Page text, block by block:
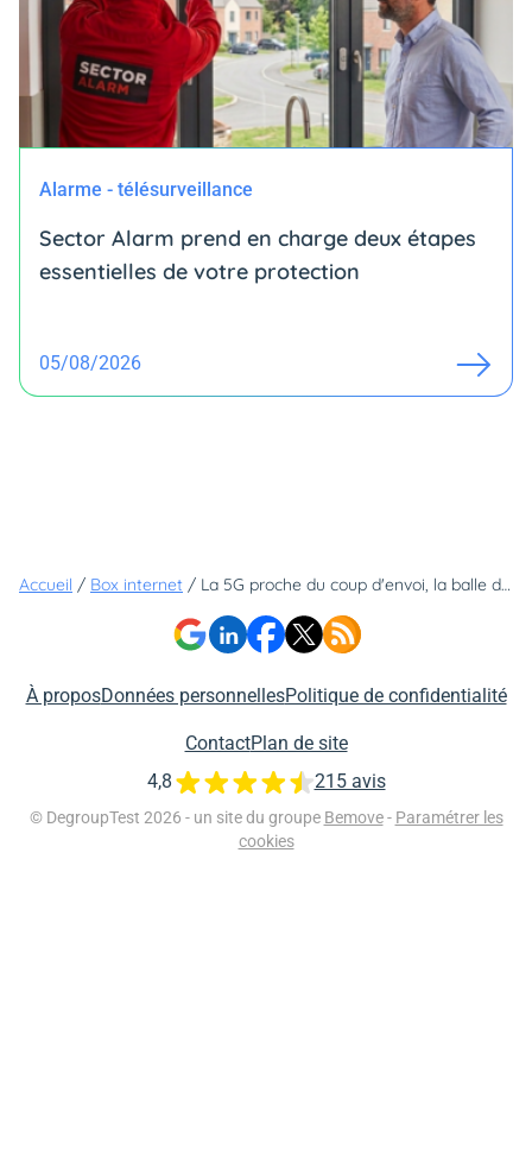
Alarme - télésurveillance
Sector Alarm prend en charge deux étapes
essentielles de votre protection
05/08/2026
Accueil / Box internet / La 5G proche du coup d'envoi, la balle dans le camp des opérateurs
À proposDonnées personnellesPolitique de confidentialité
ContactPlan de site
© DegroupTest 2026 - un site du groupe Bemove - Paramétrer les
cookies
4,8 215 avis